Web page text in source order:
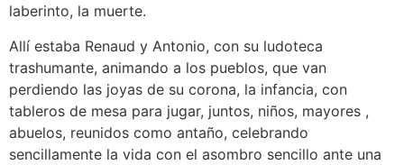
laberinto, la muerte.
Allí estaba Renaud y Antonio, con su ludoteca
trashumante, animando a los pueblos, que van
perdiendo las joyas de su corona, la infancia, con
tableros de mesa para jugar, juntos, niños, mayores ,
abuelos, reunidos como antaño, celebrando
sencillamente la vida con el asombro sencillo ante una